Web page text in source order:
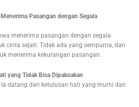
Pasangan dengan Segala
menerima pasangan dengan segala
cinta sejati. Tidak ada yang sempurna, dan
menerima kekurangan pasangan.
yang Tidak Bisa Dipaksakan
datang dari ketulusan hati yang murni dan